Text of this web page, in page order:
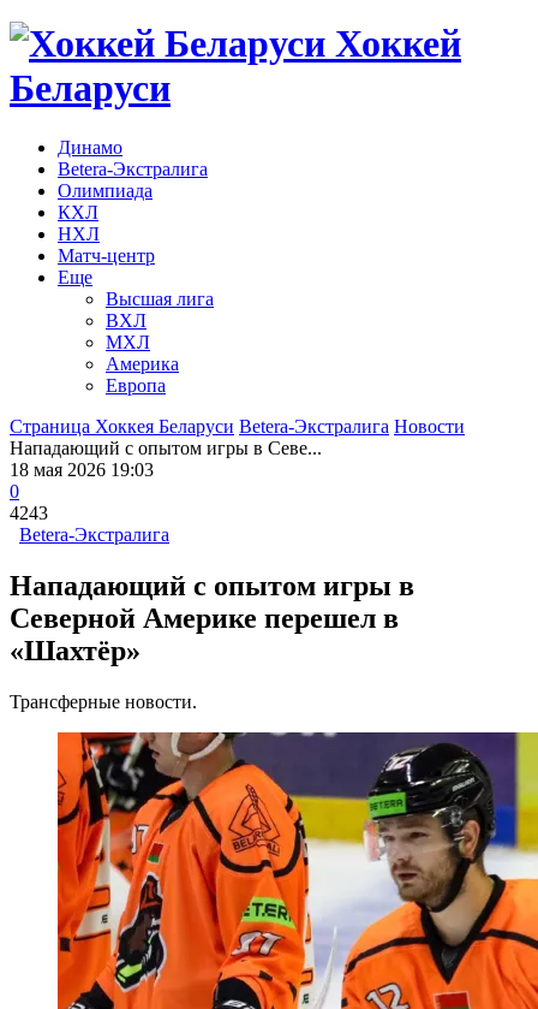
Хоккей
Беларуси
Динамо
Betera-Экстралига
Олимпиада
КХЛ
НХЛ
Матч-центр
Еще
Высшая лига
ВХЛ
МХЛ
Америка
Европа
Страница Хоккея Беларуси Betera-Экстралига Новости
Нападающий с опытом игры в Севе...
18 мая 2026 19:03
0
4243
Betera-Экстралига
Нападающий с опытом игры в
Северной Америке перешел в
«Шахтёр»
Трансферные новости.